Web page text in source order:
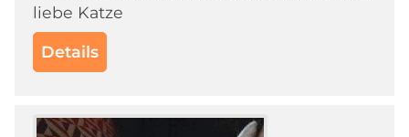
liebe Katze
Details